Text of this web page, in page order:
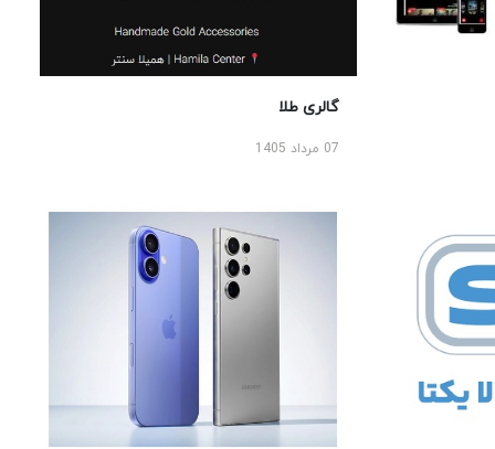
گالری طلا
07 مرداد 1405